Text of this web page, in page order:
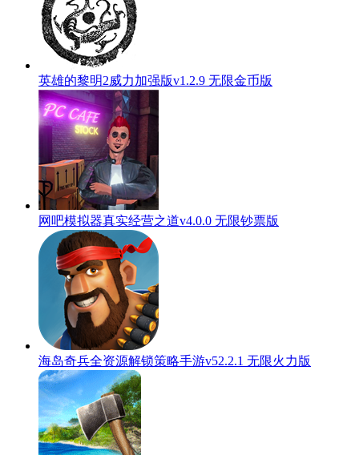
英雄的黎明2威力加强版v1.2.9 无限金币版
网吧模拟器真实经营之道v4.0.0 无限钞票版
海岛奇兵全资源解锁策略手游v52.2.1 无限火力版